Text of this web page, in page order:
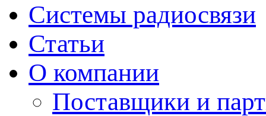
Системы радиосвязи
Статьи
О компании
Поставщики и